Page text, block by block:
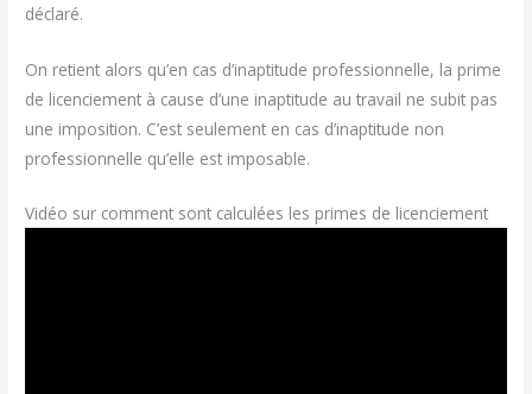
déclaré.
On retient alors qu’en cas d’inaptitude professionnelle, la prime
de licenciement à cause d’une inaptitude au travail ne subit pas
une imposition. C’est seulement en cas d’inaptitude non
professionnelle qu’elle est imposable.
Vidéo sur comment sont calculées les primes de licenciement